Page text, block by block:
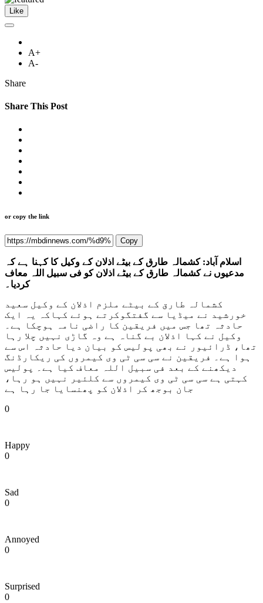
Like
A+
A-
Share
Share This Post
or copy the link
Copy
اسلام آباد: کشمالہ طارق کے بیٹے اذلان کے وکیل کا کہنا ہے کہ
مدعیوں نے کشمالہ طارق کے بیٹے اذلان کو فی سبیل اللہ معاف
کردیا۔
کشمالہ طارق کے بیٹے ملزم اذلان کے وکیل سعید
خورشید نے میڈیا سے گفتگوکرتے ہوئے کہاکہ یہ ایک
حادثہ تھا جس میں فریقین کا راضی نامہ ہوچکا ہے۔
وکیل نے کہا اذلان بے گناہ ہے وہ گاڑی نہیں چلا رہا
تھا، ڈرائیور نے بھی پولیس کو بیان دیا حادثہ اس سے
ہوا ہے۔ فریقین نے سی سی ٹی وی کیمروں کی ریکارڈنگ
دیکھنے کے بعد فی سبیل اللہ معاف کیا ہے۔ پولیس
کہتی ہے سی سی ٹی وی کیمروں سے کلئیر نہیں ہو رہا،
جان بوجھ کر اذلان کو پھنسایا جا رہا ہے
0
Happy
0
Sad
0
Annoyed
0
Surprised
0